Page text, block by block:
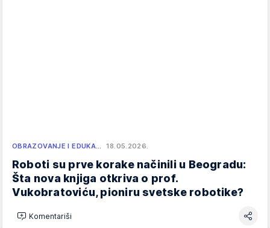
OBRAZOVANJE I EDUKA… 18.05.2026.
Roboti su prve korake načinili u Beogradu:
Šta nova knjiga otkriva o prof.
Vukobratoviću, pioniru svetske robotike?
Komentariši